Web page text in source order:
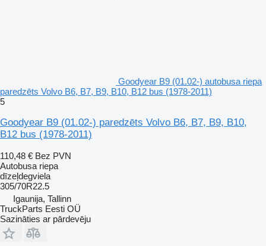
Goodyear B9 (01.02-) autobusa riepa
paredzēts Volvo B6, B7, B9, B10, B12 bus (1978-2011)
5
Goodyear B9 (01.02-) paredzēts Volvo B6, B7, B9, B10,
B12 bus (1978-2011)
110,48 € Bez PVN
Autobusa riepa
dīzeļdegviela
305/70R22.5
Igaunija, Tallinn
TruckParts Eesti OÜ
Sazināties ar pārdevēju